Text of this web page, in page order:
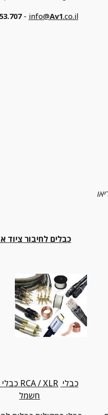
- info@Av1.co.il
כבלים לחיבור ציוד
כבלי חיבור RCA / XLR
חשמל